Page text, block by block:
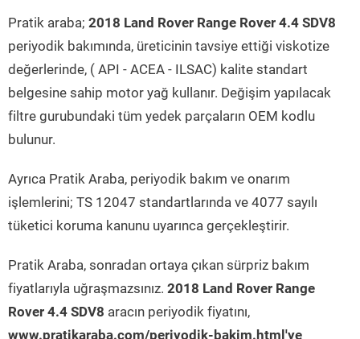
Pratik araba; 2018 Land Rover Range Rover 4.4 SDV8
periyodik bakımında, üreticinin tavsiye ettiği viskotize
değerlerinde, ( API - ACEA - ILSAC) kalite standart
belgesine sahip motor yağ kullanır. Değişim yapılacak
filtre gurubundaki tüm yedek parçaların OEM kodlu
bulunur.
Ayrıca Pratik Araba, periyodik bakım ve onarım
işlemlerini; TS 12047 standartlarında ve 4077 sayılı
tüketici koruma kanunu uyarınca gerçekleştirir.
Pratik Araba, sonradan ortaya çıkan sürpriz bakım
fiyatlarıyla uğraşmazsınız. 2018 Land Rover Range
Rover 4.4 SDV8 aracın periyodik fiyatını,
www.pratikaraba.com/periyodik-bakim.html'ye